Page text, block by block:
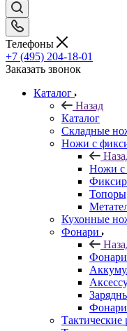
Телефоны
+7 (495) 204-18-01
Заказать звонок
Каталог
Назад
Каталог
Складные
Ножи с
Ножи с
Кухонные
Фонари
Фонари
Фонари
Тактические